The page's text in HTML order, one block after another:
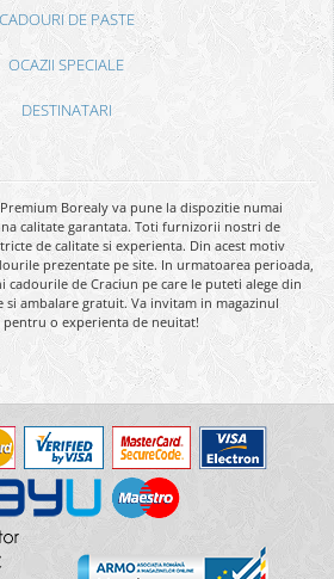
CADOURI DE PASTE
OCAZII SPECIALE
DESTINATARI
Borealy va pune la dispozitie numai
calitate garantata. Toti furnizorii nostri de
de calitate si experienta. Din acest motiv
prezentate pe site. In urmatoarea perioada,
de Craciun pe care le puteti alege din
ambalare gratuit. Va invitam in magazinul
o experienta de neuitat!